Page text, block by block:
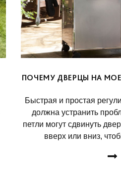
ПОЧЕМУ ДВЕРЦЫ НА
Быстрая и простая
должна устранить
петли могут сдвинуть
вверх или вниз,